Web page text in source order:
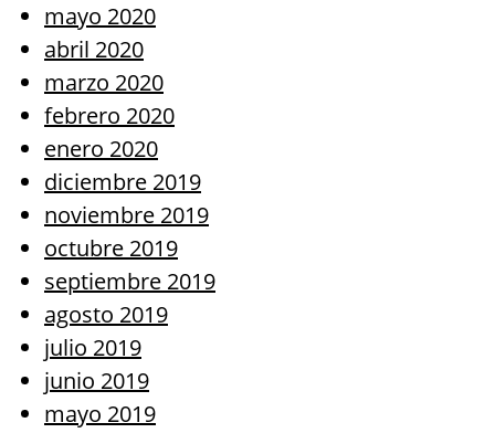
mayo 2020
abril 2020
marzo 2020
febrero 2020
enero 2020
diciembre 2019
noviembre 2019
octubre 2019
septiembre 2019
agosto 2019
julio 2019
junio 2019
mayo 2019